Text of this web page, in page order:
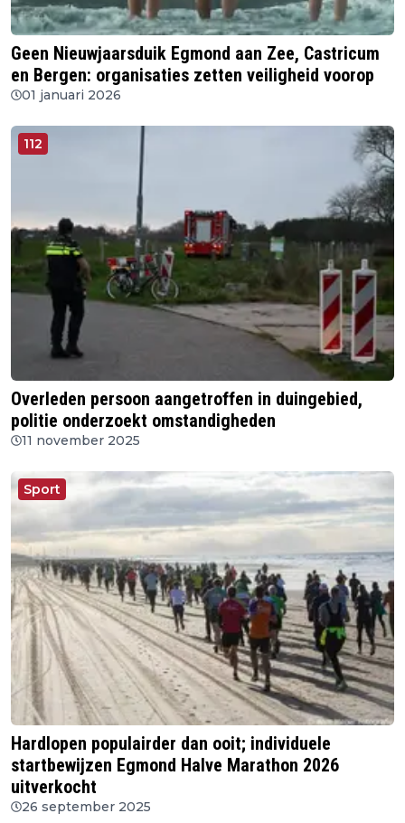
Geen Nieuwjaarsduik Egmond aan Zee, Castricum
en Bergen: organisaties zetten veiligheid voorop
01 januari 2026
112
Overleden persoon aangetroffen in duingebied,
politie onderzoekt omstandigheden
11 november 2025
Sport
Hardlopen populairder dan ooit; individuele
startbewijzen Egmond Halve Marathon 2026
uitverkocht
26 september 2025